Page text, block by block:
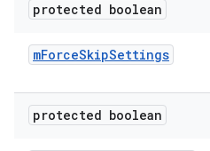
protected boolean
mForceSkipSettings
protected boolean